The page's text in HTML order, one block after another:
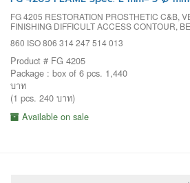
FG 4205 RESTORATION PROSTHETIC C&B,
FINISHING DIFFICULT ACCESS CONTOUR,
860 ISO 806 314 247 514 013
Product # FG 4205
Package : box of 6 pcs. 1,440
บาท
(1 pcs. 240 บาท)
Available on sale